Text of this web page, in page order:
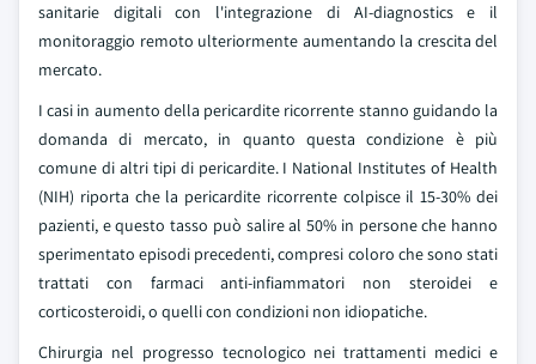
sanitarie digitali con l'integrazione di AI-diagnostics e il
monitoraggio remoto ulteriormente aumentando la crescita del
mercato.
I casi in aumento della pericardite ricorrente stanno guidando la
domanda di mercato, in quanto questa condizione è più
comune di altri tipi di pericardite. I National Institutes of Health
(NIH) riporta che la pericardite ricorrente colpisce il 15-30% dei
pazienti, e questo tasso può salire al 50% in persone che hanno
sperimentato episodi precedenti, compresi coloro che sono stati
trattati con farmaci anti-infiammatori non steroidei e
corticosteroidi, o quelli con condizioni non idiopatiche.
Chirurgia nel progresso tecnologico nei trattamenti medici e